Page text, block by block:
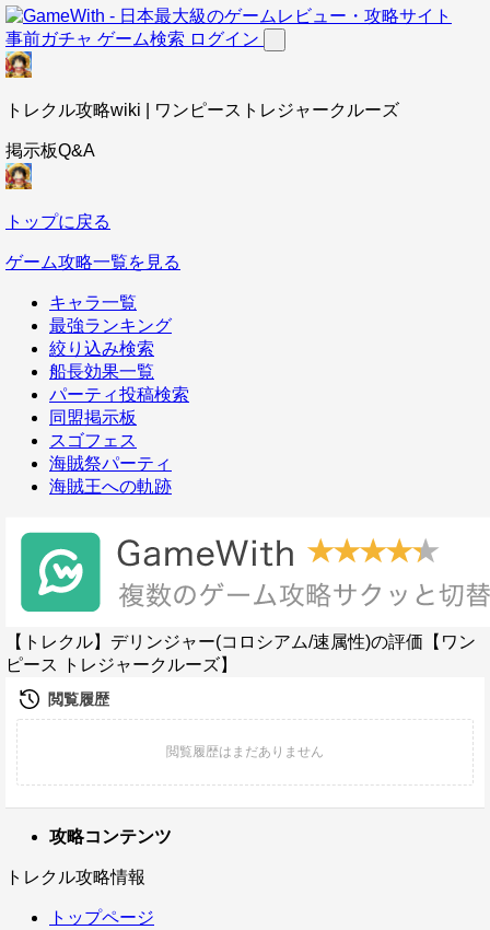
事前ガチャ ゲーム検索 ログイン
トレクル攻略wiki | ワンピーストレジャークルーズ
掲示板Q&A
トップに戻る
ゲーム攻略一覧を見る
キャラ一覧
最強ランキング
絞り込み検索
船長効果一覧
パーティ投稿検索
同盟掲示板
スゴフェス
海賊祭パーティ
海賊王への軌跡
【トレクル】デリンジャー(コロシアム/速属性)の評価【ワン
ピース トレジャークルーズ】
攻略コンテンツ
トレクル攻略情報
トップページ